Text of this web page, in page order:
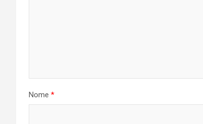
Nome *